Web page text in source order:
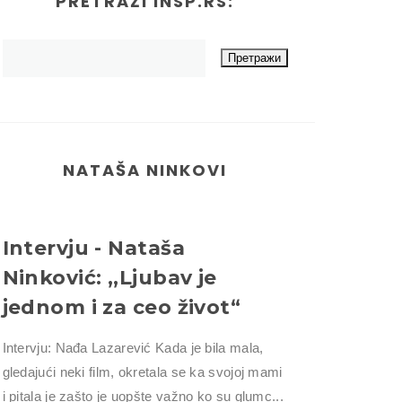
NATAŠA NINKOVI
Intervju - Nataša
Ninković: ,,Ljubav je
jednom i za ceo život“
Intervju: Nađa Lazarević Kada je bila mala,
gledajući neki film, okretala se ka svojoj mami
i pitala je zašto je uopšte važno ko su glumc...